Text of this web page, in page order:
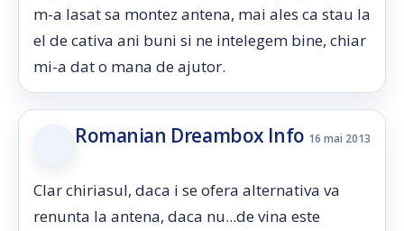
m-a lasat sa montez antena, mai ales ca stau la
el de cativa ani buni si ne intelegem bine, chiar
mi-a dat o mana de ajutor.
Romanian Dreambox Info 16 mai 2013
Clar chiriasul, daca i se ofera alternativa va
renunta la antena, daca nu...de vina este